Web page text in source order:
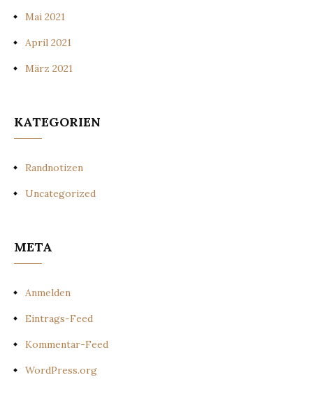
Mai 2021
April 2021
März 2021
KATEGORIEN
Randnotizen
Uncategorized
META
Anmelden
Eintrags-Feed
Kommentar-Feed
WordPress.org